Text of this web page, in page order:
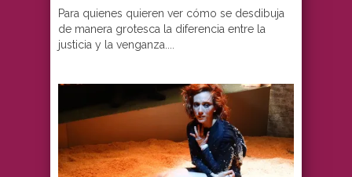
Para quienes quieren ver cómo se desdibuja
de manera grotesca la diferencia entre la
justicia y la venganza....